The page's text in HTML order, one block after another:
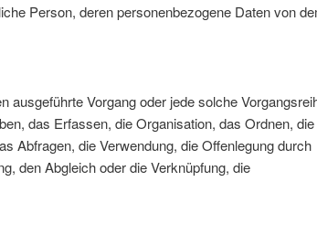
Person, deren personenbezogene Daten von
ausgeführte Vorgang oder jede solche
das Erfassen, die Organisation, das Ordnen, die
Abfragen, die Verwendung, die Offenlegung durch
den Abgleich oder die Verknüpfung, die